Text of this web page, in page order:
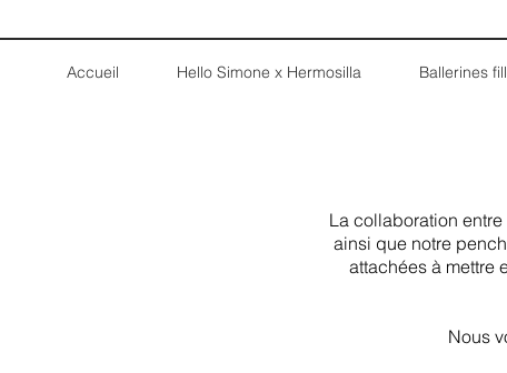
Accueil Hello Simone x Hermosilla Ballerines
La collaboration
ainsi que notre
attachées à mettre
Nous